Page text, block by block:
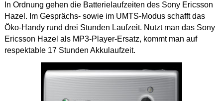
In Ordnung gehen die Batterielaufzeiten des Sony Ericsson
Hazel. Im Gesprächs- sowie im UMTS-Modus schafft das
Öko-Handy rund drei Stunden Laufzeit. Nutzt man das Sony
Ericsson Hazel als MP3-Player-Ersatz, kommt man auf
respektable 17 Stunden Akkulaufzeit.